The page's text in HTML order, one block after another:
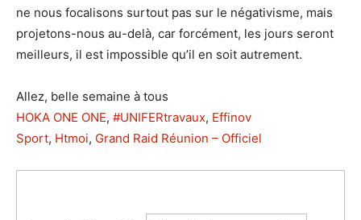
ne nous focalisons surtout pas sur le négativisme, mais
projetons-nous au-delà, car forcément, les jours seront
meilleurs, il est impossible qu’il en soit autrement.
Allez, belle semaine à tous
HOKA ONE ONE, #UNIFERtravaux, Effinov
Sport, Htmoi, Grand Raid Réunion – Officiel